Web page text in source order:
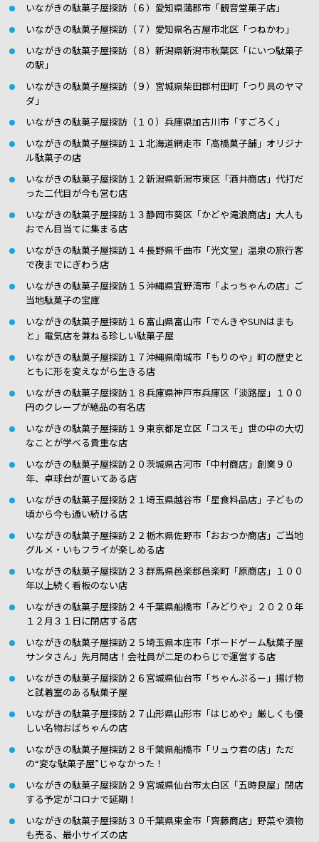
いながきの駄菓子屋探訪（６）愛知県蒲郡市「観音堂菓子店」
いながきの駄菓子屋探訪（７）愛知県名古屋市北区「つねかわ」
いながきの駄菓子屋探訪（８）新潟県新潟市秋葉区「にいつ駄菓子
の駅」
いながきの駄菓子屋探訪（９）宮城県柴田郡村田町「つり具のヤマ
ダ」
いながきの駄菓子屋探訪（１０）兵庫県加古川市「すごろく」
いながきの駄菓子屋探訪１１北海道網走市「高橋菓子舗」オリジナ
ル駄菓子の店
いながきの駄菓子屋探訪１２新潟県新潟市東区「酒井商店」代打だ
った二代目が今も営む店
いながきの駄菓子屋探訪１３静岡市葵区「かどや滝浪商店」大人も
おでん目当てに集まる店
いながきの駄菓子屋探訪１４長野県千曲市「光文堂」温泉の旅行客
で夜までにぎわう店
いながきの駄菓子屋探訪１５沖縄県宜野湾市「よっちゃんの店」ご
当地駄菓子の宝庫
いながきの駄菓子屋探訪１６富山県富山市「でんきやSUNはまも
と」電気店を兼ねる珍しい駄菓子屋
いながきの駄菓子屋探訪１７沖縄県南城市「もりのや」町の歴史と
ともに形を変えながら生きる店
いながきの駄菓子屋探訪１８兵庫県神戸市兵庫区「淡路屋」１００
円のクレープが絶品の有名店
いながきの駄菓子屋探訪１９東京都足立区「コスモ」世の中の大切
なことが学べる貴重な店
いながきの駄菓子屋探訪２０茨城県古河市「中村商店」創業９０
年、卓球台が置いてある店
いながきの駄菓子屋探訪２１埼玉県越谷市「星食料品店」子どもの
頃から今も通い続ける店
いながきの駄菓子屋探訪２２栃木県佐野市「おおつか商店」ご当地
グルメ・いもフライが楽しめる店
いながきの駄菓子屋探訪２３群馬県邑楽郡邑楽町「原商店」１００
年以上続く看板のない店
いながきの駄菓子屋探訪２４千葉県船橋市「みどりや」２０２０年
１２月３１日に閉店する店
いながきの駄菓子屋探訪２５埼玉県本庄市「ボードゲーム駄菓子屋
サンタさん」先月開店！会社員が二足のわらじで運営する店
いながきの駄菓子屋探訪２６宮城県仙台市「ちゃんぷるー」揚げ物
と試着室のある駄菓子屋
いながきの駄菓子屋探訪２７山形県山形市「はじめや」厳しくも優
しい名物おばちゃんの店
いながきの駄菓子屋探訪２８千葉県船橋市「リュウ君の店」ただ
の“変な駄菓子屋”じゃなかった！
いながきの駄菓子屋探訪２９宮城県仙台市太白区「五時良屋」閉店
する予定がコロナで延期！
いながきの駄菓子屋探訪３０千葉県東金市「齊藤商店」野菜や漬物
も売る、最小サイズの店